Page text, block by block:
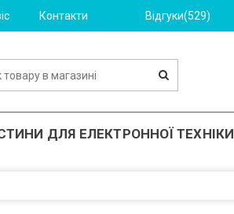
Контакти Відгуки(529)
ДЛЯ ЕЛЕКТРОННОЇ ТЕХНІКИ